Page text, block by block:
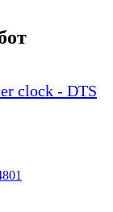
clock - DTS